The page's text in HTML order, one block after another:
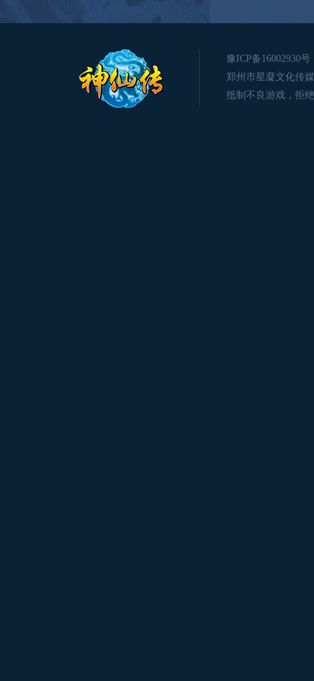
豫ICP备16002930号
郑州市星凝文化传
抵制不良游戏，拒